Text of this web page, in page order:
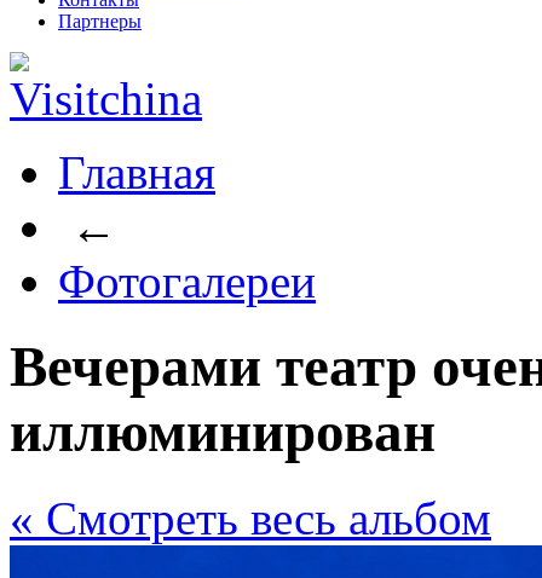
Партнеры
Главная
←
Фотогалереи
Вечерами театр
иллюминирован
« Cмотреть весь альбом